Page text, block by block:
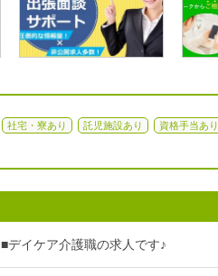
社宅・寮あり 託児施設あり 資格手当あり
■デイケア介護職の求人です♪